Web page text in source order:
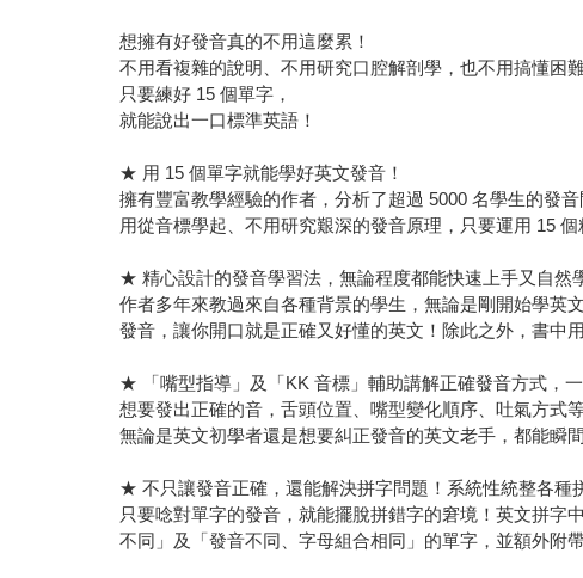
想擁有好發音真的不用這麼累！
不用看複雜的說明、不用研究口腔解剖學，也不用搞懂困
只要練好 15 個單字，
就能說出一口標準英語！
★ 用 15 個單字就能學好英文發音！
擁有豐富教學經驗的作者，分析了超過 5000 名學生的發
用從音標學起、不用研究艱深的發音原理，只要運用 15
★ 精心設計的發音學習法，無論程度都能快速上手又自然
作者多年來教過來自各種背景的學生，無論是剛開始學英
發音，讓你開口就是正確又好懂的英文！除此之外，書中
★ 「嘴型指導」及「KK 音標」輔助講解正確發音方式，一
想要發出正確的音，舌頭位置、嘴型變化順序、吐氣方式
無論是英文初學者還是想要糾正發音的英文老手，都能瞬
★ 不只讓發音正確，還能解決拼字問題！系統性統整各種
只要唸對單字的發音，就能擺脫拼錯字的窘境！英文拼字
不同」及「發音不同、字母組合相同」的單字，並額外附